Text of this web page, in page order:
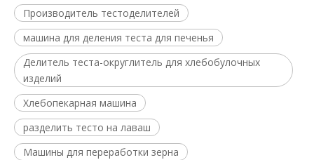
Производитель тестоделителей
машина для деления теста для печенья
Делитель теста-округлитель для хлебобулочных
изделий
Хлебопекарная машина
разделить тесто на лаваш
Машины для переработки зерна